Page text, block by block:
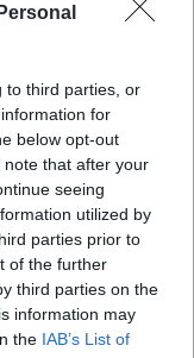
to third parties, or
for
below opt-out
that after your
seeing
utilized by
parties prior to
of the further
third parties on the
information may
the IAB’s List of